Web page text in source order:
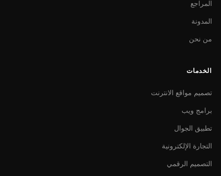
المراجع
المدونة
من نحن
الخدمات
تصميم مواقع الانترنت
برامج ويب
تطبيق الجوال
التجارة الإلكترونية
التصميم الرقمي